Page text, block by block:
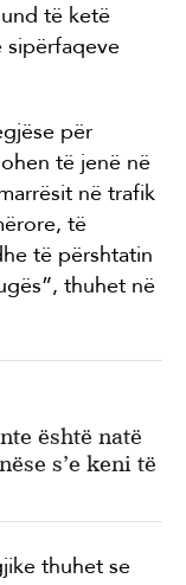
të ketë
sipërfaqeve
për
të jenë në
në trafik
të
të përshtatin
thuhet në
është natë
s’e keni të
thuhet se